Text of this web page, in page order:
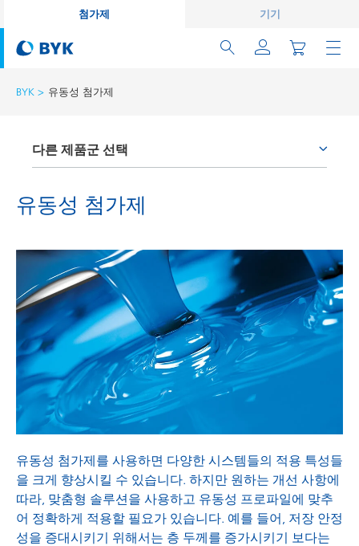
첨가제 기기
BYK 유동성 첨가제
유동성 첨가제
다른 제품군 선택
소포제와 탈포제
왁스 첨가제
유동성 첨가제
표면용 첨가제
프로세싱 첨가제
유동성 첨가제를 사용하면 다양한 시스템들의 적용 특성들
을 크게 향상시킬 수 있습니다. 하지만 원하는 개선 사항에
따라, 맞춤형 솔루션을 사용하고 유동성 프로파일에 맞추
어 정확하게 적용할 필요가 있습니다. 예를 들어, 저장 안정
성을 증대시키기 위해서는 층 두께를 증가시키기 보다는